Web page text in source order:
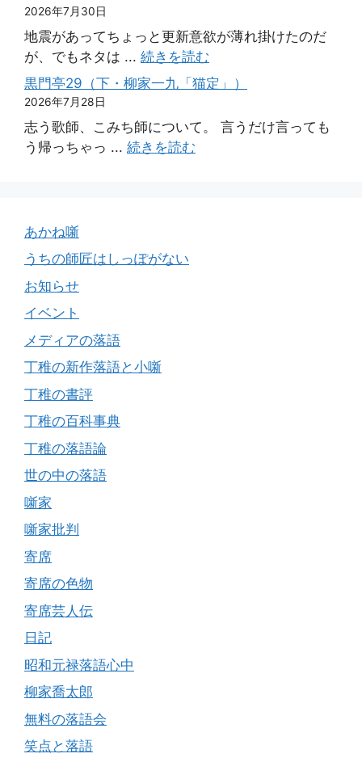
2026年7月30日
地震があってちょっと更新意欲が薄れ掛けたのだ
が、でもネタは ... 続きを読む
黒門亭29（下・柳家一九「猫定」）
2026年7月28日
志う歌師、こみち師について。 言うだけ言っても
う帰っちゃっ ... 続きを読む
あかね噺
うちの師匠はしっぽがない
お知らせ
イベント
メディアの落語
丁稚の新作落語と小噺
丁稚の書評
丁稚の百科事典
丁稚の落語論
世の中の落語
噺家
噺家批判
寄席
寄席の色物
寄席芸人伝
日記
昭和元禄落語心中
柳家喬太郎
無料の落語会
笑点と落語